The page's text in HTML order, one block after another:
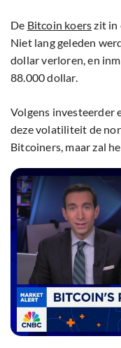
De Bitcoin koerszit in
Niet lang geleden
dollar verloren, en
88.000 dollar.
Volgens investeerder
deze volatiliteit de
Bitcoiners, maar zal